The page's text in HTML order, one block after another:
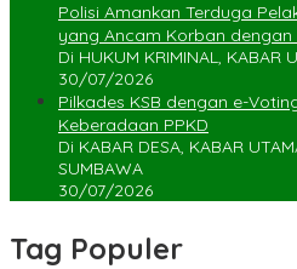
Polisi Amankan Terduga
yang Ancam Korban dengan
Di HUKUM KRIMINAL, KABAR
30/07/2026
Pilkades KSB dengan e-
Keberadaan PPKD
Di KABAR DESA, KABAR
SUMBAWA
30/07/2026
Tag Populer